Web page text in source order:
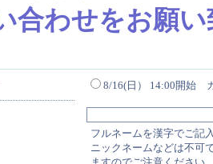
合わせをお願
8/16(日） 14:00開始
フルネームを漢字でご記
ニックネームなどは不可